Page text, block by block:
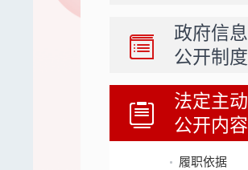
政府信息
公开制度
法定主动
公开内容
履职依据